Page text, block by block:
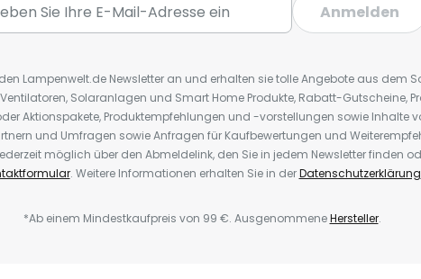
Anmelden
Lampenwelt.de Newsletter an und erhalten sie tolle Angebote aus dem
Solaranlagen und Smart Home Produkte, Rabatt-Gutscheine,
Aktionspakete, Produktempfehlungen und -vorstellungen sowie Inhalte
und Umfragen sowie Anfragen für Kaufbewertungen und
möglich über den Abmeldelink, den Sie in jedem Newsletter finden
. Weitere Informationen erhalten Sie in derDatenschutzerklärung
*Ab einem Mindestkaufpreis von 99 €. AusgenommeneHersteller.